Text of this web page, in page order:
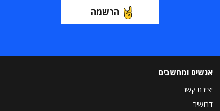
הרשמה
אנשים ומחשבים
יצירת קשר
דרושים